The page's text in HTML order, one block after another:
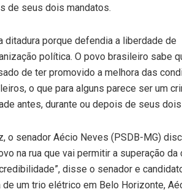
de seus dois mandatos.
ditadura porque defendia a liberdade de
política. O povo brasileiro sabe
de ter promovido a melhora das
o que para alguns parece ser um
antes, durante ou depois de seus
o senador Aécio Neves (PSDB-MG)
na rua que vai permitir a superação
disse o senador e
de um trio elétrico em Belo Horizonte,